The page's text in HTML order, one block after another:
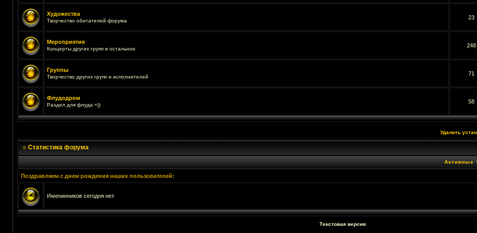
Художества
Творчество обитателей форума
23
Мероприятия
Концерты других групп и остальное
248
Группы
Творчество других групп и исполнителей
71
Флудодром
Раздел для флуда =))
58
Удалить
Статистика форума
Активные
Поздравляем с днем рождения наших пользователей:
Именинников сегодня нет
Текстовая версия